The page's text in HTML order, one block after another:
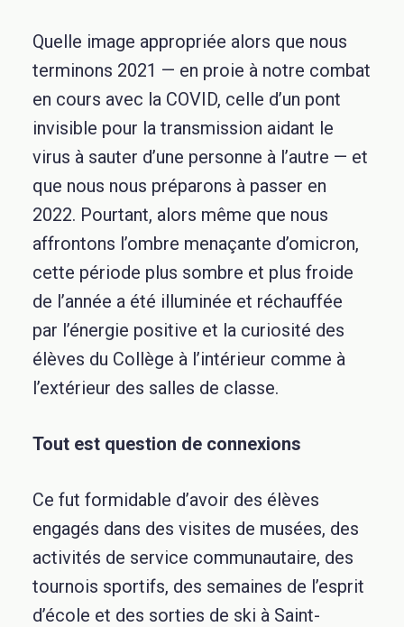
Quelle image appropriée alors que nous
terminons 2021 — en proie à notre combat
en cours avec la COVID, celle d’un pont
invisible pour la transmission aidant le
virus à sauter d’une personne à l’autre — et
que nous nous préparons à passer en
2022. Pourtant, alors même que nous
affrontons l’ombre menaçante d’omicron,
cette période plus sombre et plus froide
de l’année a été illuminée et réchauffée
par l’énergie positive et la curiosité des
élèves du Collège à l’intérieur comme à
l’extérieur des salles de classe.
Tout est question de connexions
Ce fut formidable d’avoir des élèves
engagés dans des visites de musées, des
activités de service communautaire, des
tournois sportifs, des semaines de l’esprit
d’école et des sorties de ski à Saint-